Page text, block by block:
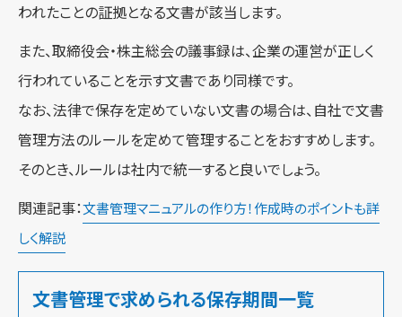
われたことの証拠となる文書が該当します。
また、取締役会・株主総会の議事録は、企業の運営が正しく
行われていることを示す文書であり同様です。
なお、法律で保存を定めていない文書の場合は、自社で文書
管理方法のルールを定めて管理することをおすすめします。
そのとき、ルールは社内で統一すると良いでしょう。
関連記事：文書管理マニュアルの作り方！作成時のポイントも詳
しく解説
文書管理で求められる保存期間一覧